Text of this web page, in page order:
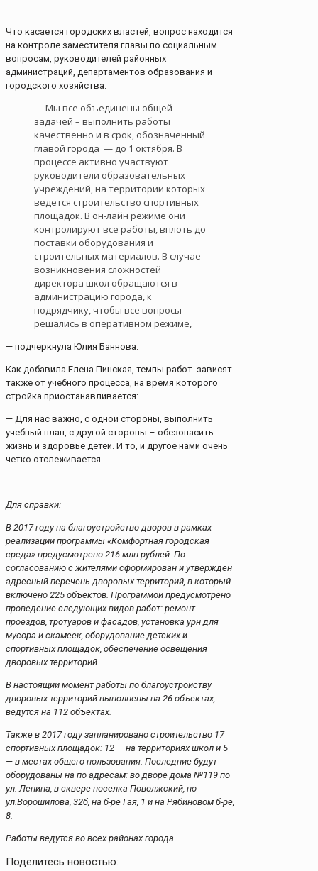
Что касается городских властей, вопрос находится
на контроле заместителя главы по социальным
вопросам, руководителей районных
администраций, департаментов образования и
городского хозяйства.
— Мы все объединены общей
задачей – выполнить работы
качественно и в срок, обозначенный
главой города — до 1 октября. В
процессе активно участвуют
руководители образовательных
учреждений, на территории которых
ведется строительство спортивных
площадок. В он-лайн режиме они
контролируют все работы, вплоть до
поставки оборудования и
строительных материалов. В случае
возникновения сложностей
директора школ обращаются в
администрацию города, к
подрядчику, чтобы все вопросы
решались в оперативном режиме,
— подчеркнула Юлия Баннова.
Как добавила Елена Пинская, темпы работ зависят
также от учебного процесса, на время которого
стройка приостанавливается:
— Для нас важно, с одной стороны, выполнить
учебный план, с другой стороны – обезопасить
жизнь и здоровье детей. И то, и другое нами очень
четко отслеживается.
Для справки:
В 2017 году на благоустройство дворов в рамках
реализации программы «Комфортная городская
среда» предусмотрено 216 млн рублей. По
согласованию с жителями сформирован и утвержден
адресный перечень дворовых территорий, в который
включено 225 объектов. Программой предусмотрено
проведение следующих видов работ: ремонт
проездов, тротуаров и фасадов, установка урн для
мусора и скамеек, оборудование детских и
спортивных площадок, обеспечение освещения
дворовых территорий.
В настоящий момент работы по благоустройству
дворовых территорий выполнены на 26 объектах,
ведутся на 112 объектах.
Также в 2017 году запланировано строительство 17
спортивных площадок: 12 — на территориях школ и 5
— в местах общего пользования. Последние будут
оборудованы на по адресам: во дворе дома №119 по
ул. Ленина, в сквере поселка Поволжский, по
ул.Ворошилова, 32б, на б-ре Гая, 1 и на Рябиновом б-ре,
8.
Работы ведутся во всех районах города.
Поделитесь новостью: